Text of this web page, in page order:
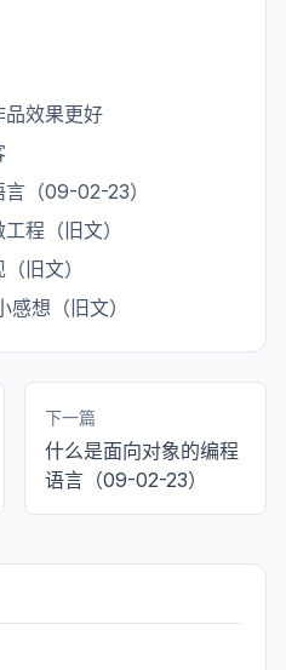
品效果更好
（09-02-23）
程（旧文）
旧文）
想（旧文）
下一篇
什么是面向对象的编程
语言（09-02-23）